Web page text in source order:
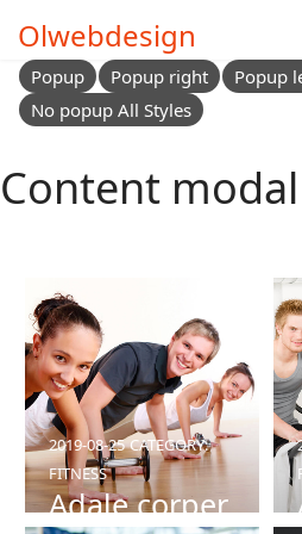
Olwebdesign
Popup Popup right
Popup
No popup All Styles
Content modal
2019-08-25 CATEGORY:
FITNESS
Adale corper